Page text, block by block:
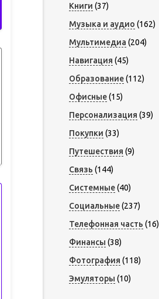
Книги (37)
Музыка и аудио (162)
Мультимедиа (204)
Навигация (45)
Образование(112)
Офисные(15)
Персонализация (39)
Покупки (33)
Путешествия (9)
Связь (144)
Системные(40)
Социальные(237)
Телефонная часть (16)
Финансы (38)
Фотография (118)
Эмуляторы (10)